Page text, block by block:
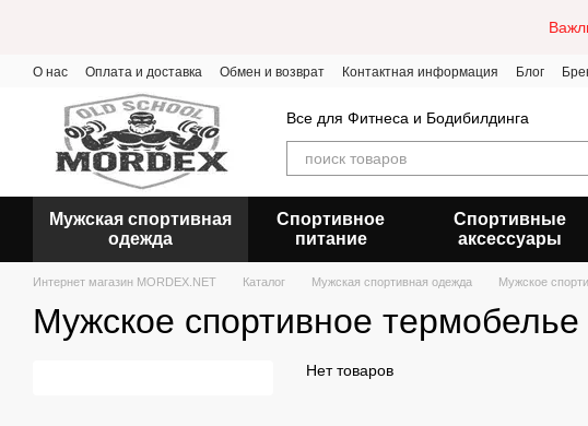
О нас Оплата и доставка Обмен и возврат Контактная информация Блог
Все для Фитнеса и Бодибилдинга
Мужская спортивная
одежда
Спортивное
питание
Спортивные
аксессуары
Интернет магазин MORDEX.NET Каталог Мужская спортивная одежда Мужское
Мужское спортивное термобелье
Нет товаров